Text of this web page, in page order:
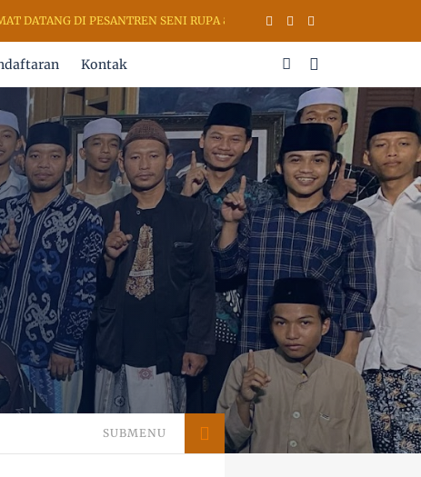
DI PESANTREN SENI RUPA & KALIGRAFI AL QURAN (PSKQ MODERN)
Kontak
SUBMENU